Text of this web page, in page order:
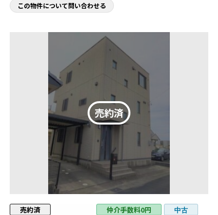
この物件について問い合わせる
売約済 仲介手数料0円 中古